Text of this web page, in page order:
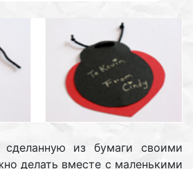
сделанную из бумаги своими
делать вместе с маленькими